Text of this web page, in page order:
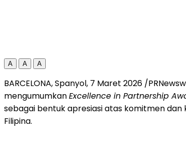
A A A
BARCELONA, Spanyol, 7 Maret 2026 /
mengumumkanExcellence in Partnership
sebagai bentuk apresiasi atas komitmen
Filipina.